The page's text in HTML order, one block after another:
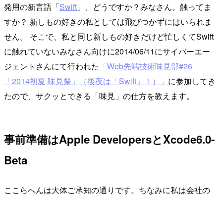
発用の新言語「Swift 」、どうですか？みなさん。触ってま
すか？ 新しもの好きの私としては飛びつかずにはいられま
せん。 そこで、私と同じ新しもの好きだけど忙しくてSwift
に触れていないみなさん向けに2014/06/11にサイバーエー
ジェントさんにて行われた 「Web先端技術味見部#26
「2014初夏 味見祭」（後夜は「Swift」！）」 に参加してき
たので、サクッとできる「味見」の仕方を教えます。
事前準備はApple DevelopersとXcode6.0-
Beta
ここらへんは大体ご承知の通りです。ちなみに私は会社の